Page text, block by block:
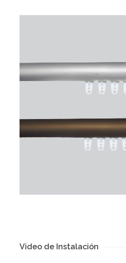
Video de Instalación